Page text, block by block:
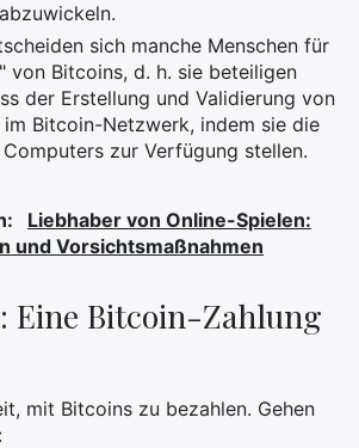
sich manche Menschen für
von Bitcoins, d. h. sie beteiligen
der Erstellung und Validierung von
im Bitcoin-Netzwerk, indem sie die
zur Verfügung stellen.
Liebhaber von Online-Spielen:
und Vorsichtsmaßnahmen
Eine Bitcoin-Zahlung
mit Bitcoins zu bezahlen. Gehen